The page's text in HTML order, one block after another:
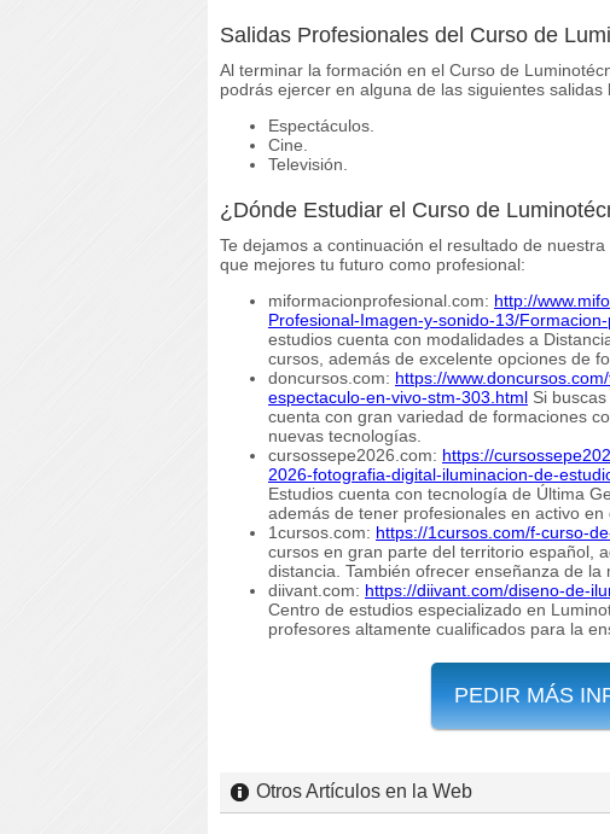
Salidas Profesionales del Curso de
Al terminar la formación en el Curso de
podrás ejercer en alguna de las siguientes salidas
Espectáculos.
Cine.
Televisión.
¿Dónde Estudiar el Curso de
Te dejamos a continuación el resultado de
que mejores tu futuro como profesional:
miformacionprofesional.com: http://
Profesional-Imagen-y-sonido-13/
estudios cuenta con modalidades a
cursos, además de excelente opciones de
doncursos.com: https://
espectaculo-en-vivo-stm-303.html Si
cuenta con gran variedad de formaciones
nuevas tecnologías.
cursossepe2026.com: https://
2026-fotografia-digital-iluminacion-de-
Estudios cuenta con tecnología de Última
además de tener profesionales en activo en
1cursos.com: https://1cursos.com/f-curso-
cursos en gran parte del territorio español,
distancia. También ofrecer enseñanza de
diivant.com: https://diivant.com/diseno-de-
Centro de estudios especializado en
profesores altamente cualificados para la
PEDIR MÁS
Otros Artículos en la Web